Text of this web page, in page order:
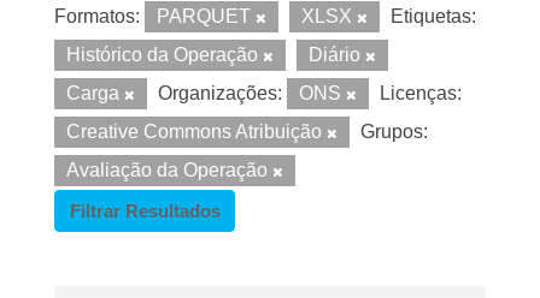
Formatos: PARQUET XLSX
Etiquetas:
Histórico da Operação
Diário
Carga
Organizações: ONS
Licenças:
Creative Commons Atribuição
Grupos:
Avaliação da Operação
Filtrar Resultados